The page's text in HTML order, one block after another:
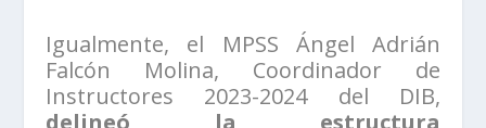
Igualmente, el MPSS Ángel Adrián
Falcón Molina, Coordinador de
Instructores 2023-2024 del DIB,